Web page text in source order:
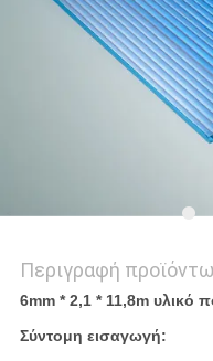
Περιγραφή
6mm * 2,1 * 11,8m υλικό
Σύντομη εισαγωγή: